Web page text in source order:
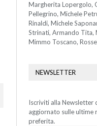
Margherita Lopergolo,
Pellegrino, Michele
Rinaldi, Michele
Strinati, Armando Tita,
Mimmo Toscano,
NEWSLETTER
Iscriviti alla Newsletter
aggiornato sulle ultime
preferita.